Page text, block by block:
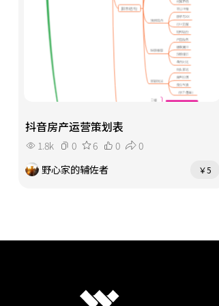
抖音房产运营策划表
1.8k 0 6 0
0
野心家的辅佐者
￥5